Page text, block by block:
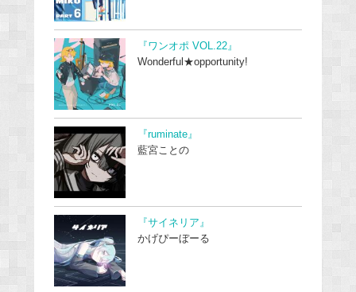
『ワンオポ VOL.22』
Wonderful★opportunity!
『ruminate』
藍宮ことの
『サイネリア』
かげぴーぼーる